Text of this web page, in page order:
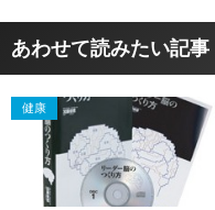
あわせて読みたい記事
健康